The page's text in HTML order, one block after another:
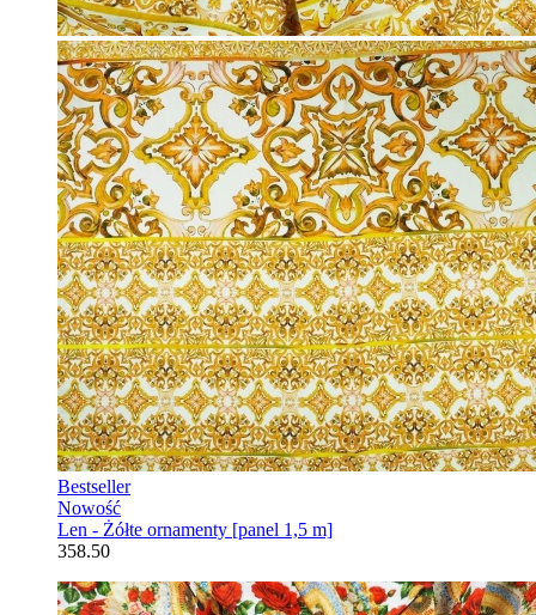
Bestseller
Nowość
Len - Żółte ornamenty [panel 1,5 m]
358.50